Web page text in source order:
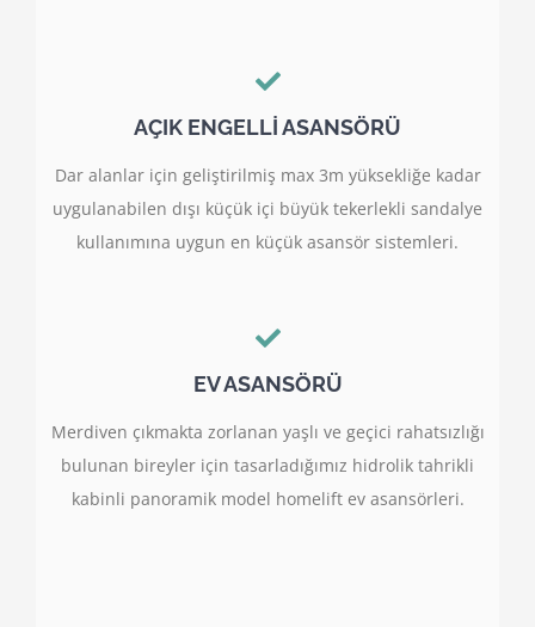
AÇIK ENGELLİ ASANSÖRÜ
Dar alanlar için geliştirilmiş max 3m yüksekliğe kadar
uygulanabilen dışı küçük içi büyük tekerlekli sandalye
kullanımına uygun en küçük asansör sistemleri.
EV ASANSÖRÜ
Merdiven çıkmakta zorlanan yaşlı ve geçici rahatsızlığı
bulunan bireyler için tasarladığımız hidrolik tahrikli
kabinli panoramik model homelift ev asansörleri.